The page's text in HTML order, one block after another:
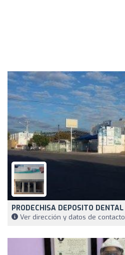
PRODECHISA DEPOSITO DENTAL
Ver dirección y datos de contacto